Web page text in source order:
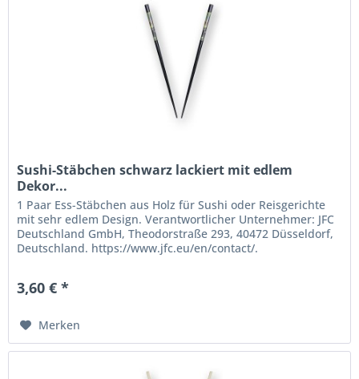
Sushi-Stäbchen schwarz lackiert mit edlem
Dekor...
1 Paar Ess-Stäbchen aus Holz für Sushi oder Reisgerichte
mit sehr edlem Design. Verantwortlicher Unternehmer: JFC
Deutschland GmbH, Theodorstraße 293, 40472 Düsseldorf,
Deutschland. https://www.jfc.eu/en/contact/.
3,60 € *
Merken